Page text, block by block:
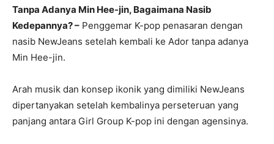
Tanpa Adanya Min Hee-jin, Bagaimana Nasib
Kedepannya? – Penggemar K-pop penasaran dengan
nasib NewJeans setelah kembali ke Ador tanpa adanya
Min Hee-jin.
Arah musik dan konsep ikonik yang dimiliki NewJeans
dipertanyakan setelah kembalinya perseteruan yang
panjang antara Girl Group K-pop ini dengan agensinya.